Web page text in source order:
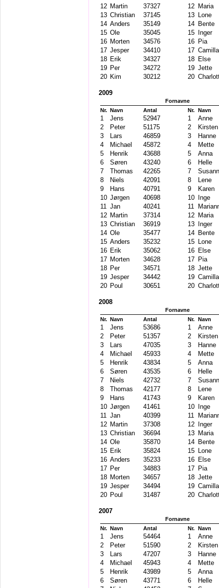
12 Martin 37327 12 Maria
13 Christian 37145 13 Lone
14 Anders 35149 14 Bente
15 Ole 35045 15
Inger
16 Morten 34576 16 Pia
17 Jesper 34410 17 Camilla
18 Erik 34327 18 Else
19 Per 34272 19 Jette
20 Kim 30212 20
2009
Fornavne
Nr. Navn Antal Nr. Navn
1 Jens 52947 1
Anne
2
Peter 51175 2
Kirsten
3
Lars 46859 3
Hanne
4
Michael 45872 4
Mette
5
Henrik 43688 5
Anna
6
Søren 43240 6
Helle
7
Thomas 42265 7
8
Niels 42091 8
Lene
9
Hans 40791 9
Karen
10 Jørgen 40698 10
Inge
11 Jan 40241 11
12 Martin 37314 12 Maria
13 Christian 36919 13
Inger
14 Ole 35477 14 Bente
15 Anders 35232 15 Lone
16 Erik 35062 16 Else
17 Morten 34628 17 Pia
18 Per 34571 18 Jette
19 Jesper 34442 19 Camilla
20 Poul 30651 20
2008
Fornavne
Nr. Navn Antal Nr. Navn
1 Jens 53686 1
Anne
2
Peter 51357 2
Kirsten
3
Lars 47035 3
Hanne
4
Michael 45933 4
Mette
5
Henrik 43834 5
Anna
6
Søren 43535 6
Helle
7
Niels 42732 7
8
Thomas 42177 8
Lene
9
Hans 41743 9
Karen
10 Jørgen 41461 10
Inge
11 Jan 40399 11
12 Martin 37308 12
Inger
13 Christian 36694 13 Maria
14 Ole 35870 14 Bente
15 Erik 35824 15 Lone
16 Anders 35233 16 Else
17 Per 34883 17 Pia
18 Morten 34657 18 Jette
19 Jesper 34494 19 Camilla
20 Poul 31487 20
2007
Fornavne
Nr. Navn Antal Nr. Navn
1 Jens 54464 1
Anne
2
Peter 51590 2
Kirsten
3
Lars 47207 3
Hanne
4
Michael 45943 4
Mette
5
Henrik 43989 5
Anna
6
Søren 43771 6
Helle